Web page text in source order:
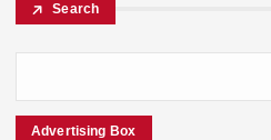
Search
Advertising Box